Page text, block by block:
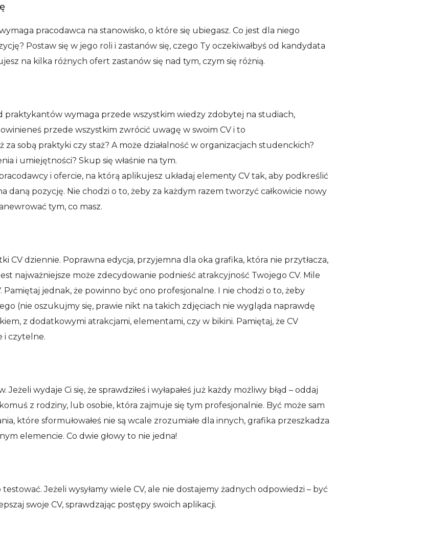
pracodawca na stanowisko, o które się ubiegasz. Co jest dla niego
Postaw się w jego roli i zastanów się, czego Ty oczekiwałbyś od kandydata
na kilka różnych ofert zastanów się nad tym, czym się różnią.
praktykantów wymaga przede wszystkim wiedzy zdobytej na studiach,
przede wszystkim zwrócić uwagę w swoim CV i to
sobą praktyki czy staż? A może działalność w organizacjach studenckich?
i umiejętności? Skup się właśnie na tym.
i ofercie, na którą aplikujesz układaj elementy CV tak, aby podkreślić
daną pozycję. Nie chodzi o to, żeby za każdym razem tworzyć całkowicie nowy
tym, co masz.
CV dziennie. Poprawna edycja, przyjemna dla oka grafika, która nie przytłacza,
najważniejsze może zdecydowanie podnieść atrakcyjność Twojego CV. Mile
Pamiętaj jednak, że powinno być ono profesjonalne. I nie chodzi o to, żeby
(nie oszukujmy się, prawie nikt na takich zdjęciach nie wygląda naprawdę
z dodatkowymi atrakcjami, elementami, czy w bikini. Pamiętaj, że CV
i czytelne.
Jeżeli wydaje Ci się, że sprawdziłeś i wyłapałeś już każdy możliwy błąd – oddaj
z rodziny, lub osobie, która zajmuje się tym profesjonalnie. Być może sam
które sformułowałeś nie są wcale zrozumiałe dla innych, grafika przeszkadza
elemencie. Co dwie głowy to nie jedna!
Jeżeli wysyłamy wiele CV, ale nie dostajemy żadnych odpowiedzi – być
swoje CV, sprawdzając postępy swoich aplikacji.